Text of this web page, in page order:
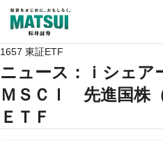
1657 東証ETF
ニュース ：ｉシェ
ＭＳＣＩ 先進国株
ＥＴＦ